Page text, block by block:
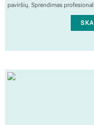
paviršių. Sprendimas